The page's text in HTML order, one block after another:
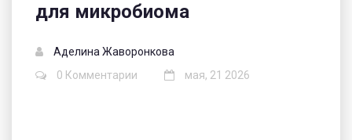
для микробиома
Аделина Жаворонкова
0 Комментарии
мая, 21 2026